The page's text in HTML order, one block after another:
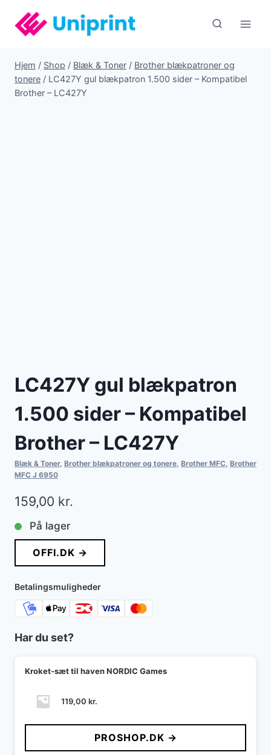
indhold
Hjem / Shop / Blæk & Toner / Brother blækpatroner og
tonere / LC427Y gul blækpatron 1.500 sider – Kompatibel
Brother – LC427Y
LC427Y gul blækpatron
1.500 sider – Kompatibel
Brother – LC427Y
Blæk & Toner, Brother blækpatroner og tonere, Brother MFC, Brother
MFC J 6950
159,00 kr.
På lager
OFFI.DK →
Betalingsmuligheder
Har du set?
Kroket-sæt til haven NORDIC Games
119,00 kr.
PROSHOP.DK →